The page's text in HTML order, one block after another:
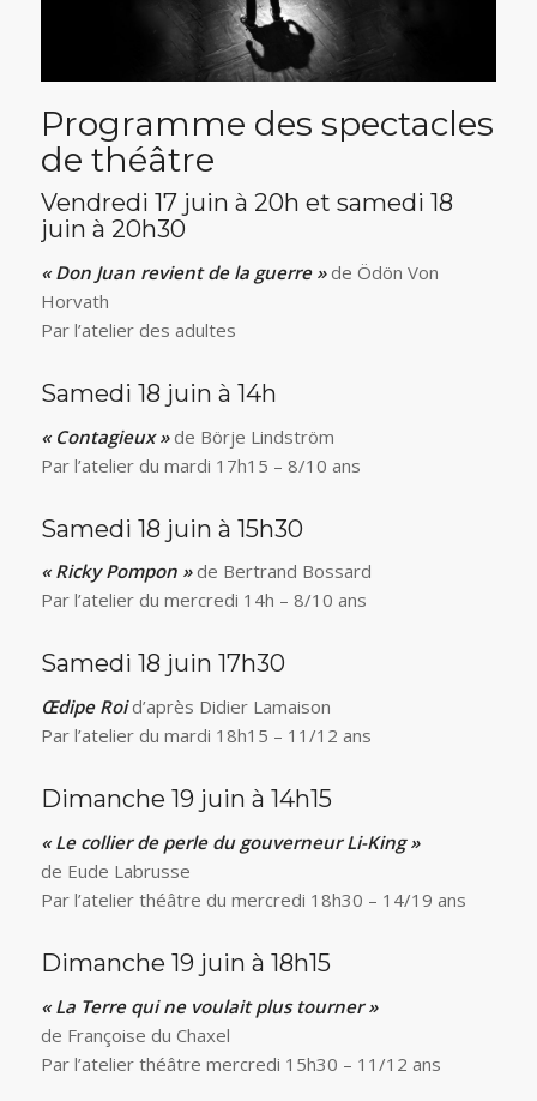
Programme des spectacles
de théâtre
Vendredi 17 juin à 20h et samedi 18
juin à 20h30
« Don Juan revient de la guerre »de Ödön Von
Horvath
Par l’atelier des adultes
Samedi 18 juin à 14h
« Contagieux »de Börje Lindström
Par l’atelier du mardi 17h15 – 8/10 ans
Samedi 18 juin à 15h30
« Ricky Pompon »de Bertrand Bossard
Par l’atelier du mercredi 14h – 8/10 ans
Samedi 18 juin 17h30
Œdipe Roid’après Didier Lamaison
Par l’atelier du mardi 18h15 – 11/12 ans
Dimanche 19 juin à 14h15
« Le collier de perle du gouverneur Li-King »
de Eude Labrusse
Par l’atelier théâtre du mercredi 18h30 – 14/19 ans
Dimanche 19 juin à 18h15
« La Terre qui ne voulait plus tourner »
de Françoise du Chaxel
Par l’atelier théâtre mercredi 15h30 – 11/12 ans